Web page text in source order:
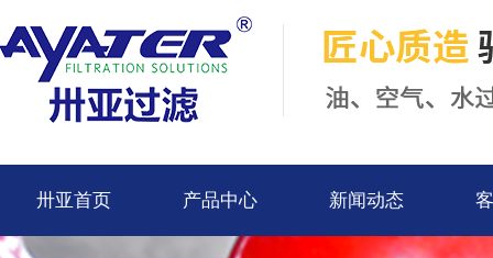
卅亚首页 产品中心 新闻动态